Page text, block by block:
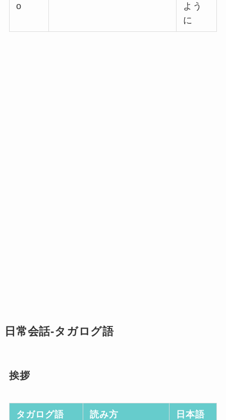
o
よう
に
日常会話-タガログ語
挨拶
タガログ語 読み方 日本語